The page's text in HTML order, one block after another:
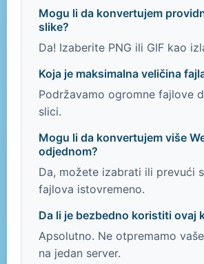
Mogu li da konvertujem
slike?
Da! Izaberite PNG ili GIF kao
Koja je maksimalna veličina
Podržavamo ogromne fajlove
slici.
Mogu li da konvertujem više
odjednom?
Da, možete izabrati ili prevući
fajlova istovremeno.
Da li je bezbedno koristiti ovaj
Apsolutno. Ne otpremamo
na jedan server.